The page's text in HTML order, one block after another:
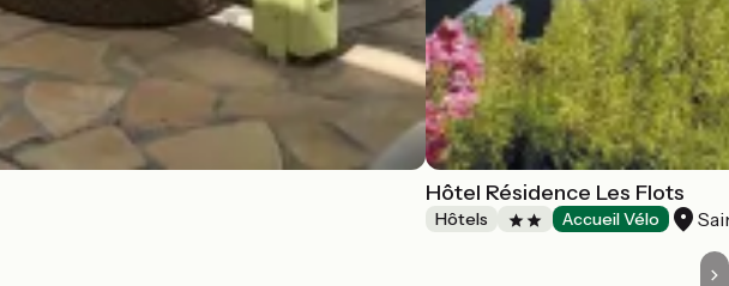
Hôtel Résidence Les Flots
Hôtels Accueil Vélo